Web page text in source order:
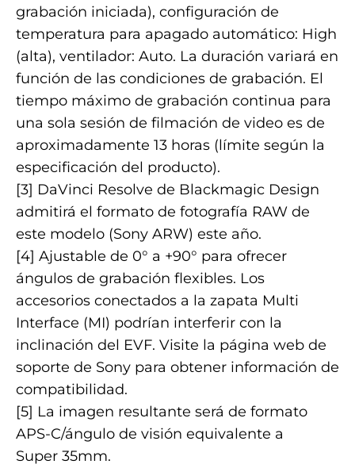
grabación iniciada), configuración de
temperatura para apagado automático: High
(alta), ventilador: Auto. La duración variará en
función de las condiciones de grabación. El
tiempo máximo de grabación continua para
una sola sesión de filmación de video es de
aproximadamente 13 horas (límite según la
especificación del producto).
[3] DaVinci Resolve de Blackmagic Design
admitirá el formato de fotografía RAW de
este modelo (Sony ARW) este año.
[4] Ajustable de 0° a +90° para ofrecer
ángulos de grabación flexibles. Los
accesorios conectados a la zapata Multi
Interface (MI) podrían interferir con la
inclinación del EVF. Visite la página web de
soporte de Sony para obtener información de
compatibilidad.
[5] La imagen resultante será de formato
APS-C/ángulo de visión equivalente a
Super 35mm.